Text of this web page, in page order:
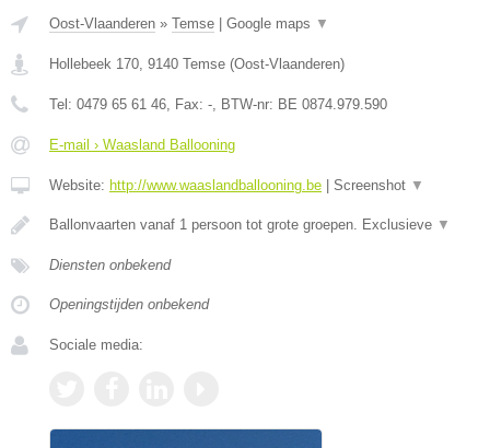
Oost-Vlaanderen » Temse Google maps ▼
Hollebeek 170, 9140 Temse (Oost-Vlaanderen)
Tel: 0479 65 61 46, Fax: -, BTW-nr: BE 0874.979.590
E-mail › Waasland Ballooning
Website: http://www.waaslandballooning.be Screenshot ▼
Ballonvaarten vanaf 1 persoon tot grote groepen. Exclusieve ▼
Diensten onbekend
Openingstijden onbekend
Sociale media: